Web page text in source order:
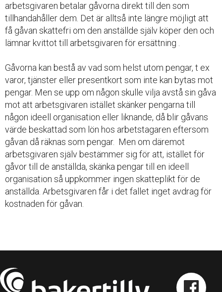
arbetsgivaren betalar gåvorna direkt till den som
tillhandahåller dem. Det är alltså inte längre möjligt att
få gåvan skattefri om den anställde själv köper den och
lämnar kvittot till arbetsgivaren för ersättning .
Gåvorna kan bestå av vad som helst utom pengar, t ex
varor, tjänster eller presentkort som inte kan bytas mot
pengar. Men se upp om någon skulle vilja avstå sin gåva
mot att arbetsgivaren istället skänker pengarna till
någon ideell organisation eller liknande, då blir gåvans
värde beskattad som lön hos arbetstagaren eftersom
gåvan då räknas som pengar. Men om däremot
arbetsgivaren själv bestämmer sig för att, istället för
gåvor till de anställda, skänka pengar till en ideell
organisation så uppkommer ingen skatteplikt för de
anställda. Arbetsgivaren får i det fallet inget avdrag för
kostnaden för gåvan.